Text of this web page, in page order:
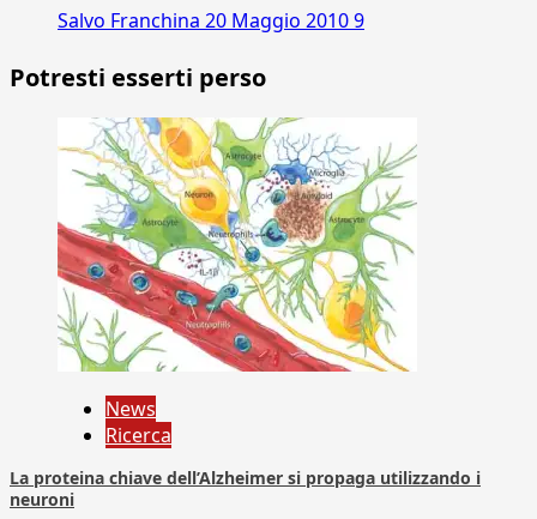
Salvo Franchina 20 Maggio 20109
Potresti esserti perso
News
Ricerca
La proteina chiave dell’Alzheimer si propaga utilizzando i
neuroni